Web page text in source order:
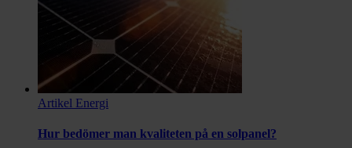
Artikel Energi
Hur bedömer man kvaliteten på en solpanel?